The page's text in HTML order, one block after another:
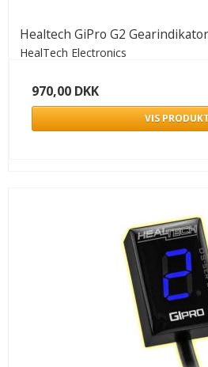
Healtech GiPro G2
HealTech Electronics
970,00 DKK
VIS PRODUKT